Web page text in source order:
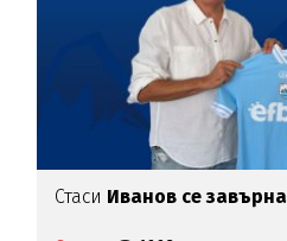
Стаси Иванов се завърна